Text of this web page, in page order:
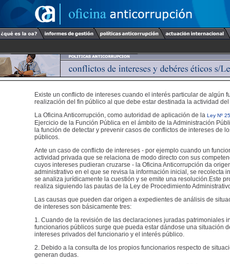
Existe un conflicto de intereses cuando el interés particular de algún
realización del fin público al que debe estar destinada la actividad del
La Oficina Anticorrupción, como autoridad de aplicación de la Ley Nº
Ejercicio de la Función Pública en el ámbito de la Administración
la función de detectar y prevenir casos de conflictos de intereses de
públicos.
Ante un caso de conflicto de intereses - por ejemplo cuando un
actividad privada que se relaciona de modo directo con sus
cuyos intereses pudieran cruzarse - la Oficina Anticorrupción da
administrativo en el que se revisa la información inicial, se recolecta
se analiza jurídicamente la cuestión y se emite una resolución.Este
realiza siguiendo las pautas de la Ley de Procedimiento
Las causas que pueden dar origen a expedientes de análisis de
de intereses son básicamente tres:
1. Cuando de la revisión de las declaraciones juradas patrimoniales
funcionarios públicos surge que pueda estar dándose una situación
intereses privados del funcionario y el interés público.
2. Debido a la consulta de los propios funcionarios respecto de
generan dudas.